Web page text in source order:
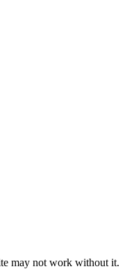
may not work without it.